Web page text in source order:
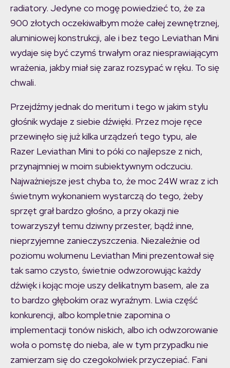
radiatory. Jedyne co mogę powiedzieć to, że za
900 złotych oczekiwałbym może całej zewnętrznej,
aluminiowej konstrukcji, ale i bez tego Leviathan Mini
wydaje się być czymś trwałym oraz niesprawiającym
wrażenia, jakby miał się zaraz rozsypać w ręku. To się
chwali.
Przejdźmy jednak do meritum i tego w jakim stylu
głośnik wydaje z siebie dźwięki. Przez moje ręce
przewinęło się już kilka urządzeń tego typu, ale
Razer Leviathan Mini to póki co najlepsze z nich,
przynajmniej w moim subiektywnym odczuciu.
Najważniejsze jest chyba to, że moc 24W wraz z ich
świetnym wykonaniem wystarczą do tego, żeby
sprzęt grał bardzo głośno, a przy okazji nie
towarzyszył temu dziwny przester, bądź inne,
nieprzyjemne zanieczyszczenia. Niezależnie od
poziomu wolumenu Leviathan Mini prezentował się
tak samo czysto, świetnie odwzorowując każdy
dźwięk i kojąc moje uszy delikatnym basem, ale za
to bardzo głębokim oraz wyraźnym. Lwia część
konkurencji, albo kompletnie zapomina o
implementacji tonów niskich, albo ich odwzorowanie
woła o pomstę do nieba, ale w tym przypadku nie
zamierzam się do czegokolwiek przyczepiać. Fani